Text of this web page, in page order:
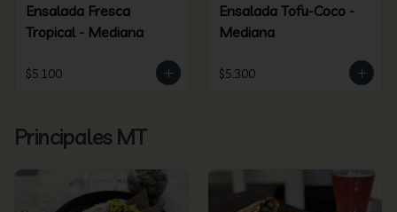
Ensalada Fresca
Tropical - Mediana
$5.100
Ensalada Tofu-Coco -
Mediana
$5.300
Principales MT